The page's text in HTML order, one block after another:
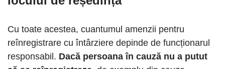
Cu toate acestea, cuantumul amenzii pentru
reînregistrare cu întârziere depinde de funcționarul
responsabil. Dacă persoana în cauză nu a putut